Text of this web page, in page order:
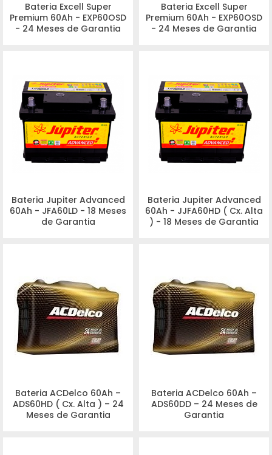
Bateria Excell Super
Premium 60Ah - EXP60OSD
- 24 Meses de Garantia
Bateria Excell Super
Premium 60Ah - EXP60OSD
- 24 Meses de Garantia
Bateria Jupiter Advanced
60Ah - JFA60LD - 18 Meses
de Garantia
Bateria Jupiter Advanced
60Ah - JJFA60HD ( Cx. Alta
) - 18 Meses de Garantia
Bateria ACDelco 60Ah –
ADS60HD ( Cx. Alta ) – 24
Meses de Garantia
Bateria ACDelco 60Ah –
ADS60DD – 24 Meses de
Garantia